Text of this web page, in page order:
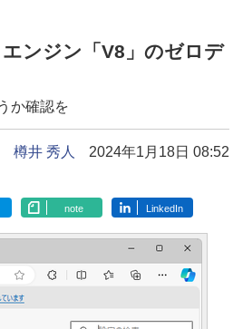
ンジン「V8」のゼロデ
か確認を
樽井 秀人 2024年1月18日 08:52
note LinkedIn